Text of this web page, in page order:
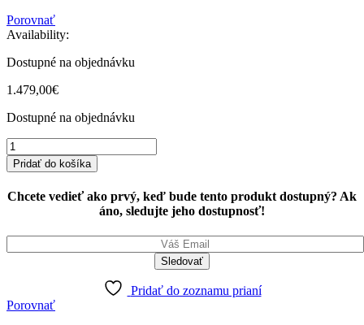
Porovnať
Availability:
Dostupné na objednávku
1.479,00€
Dostupné na objednávku
iPad
Pro
13"
Wi-
(2025)
Pridať do košíka
Chcete vedieť ako prvý, keď bude tento produkt dostupný? Ak
áno, sledujte jeho dostupnosť!
Pridať do zoznamu prianí
Porovnať